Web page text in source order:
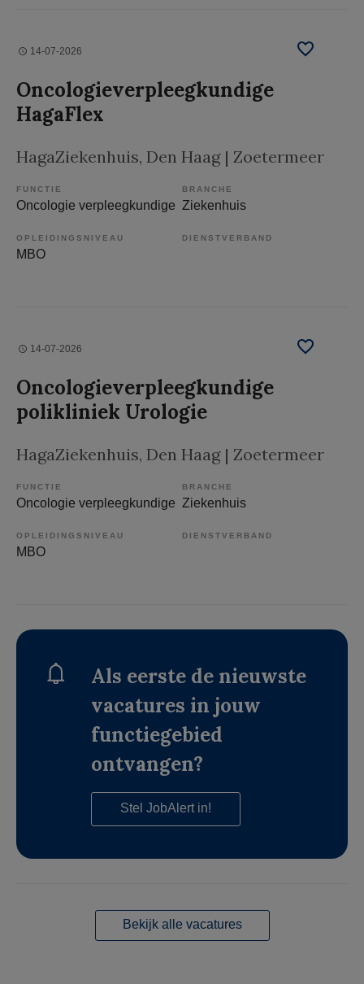
14-07-2026
Oncologieverpleegkundige
HagaFlex
HagaZiekenhuis, Den Haag | Zoetermeer
FUNCTIE
Oncologie verpleegkundige
BRANCHE
Ziekenhuis
OPLEIDINGSNIVEAU
MBO
DIENSTVERBAND
14-07-2026
Oncologieverpleegkundige
polikliniek Urologie
HagaZiekenhuis, Den Haag | Zoetermeer
FUNCTIE
Oncologie verpleegkundige
BRANCHE
Ziekenhuis
OPLEIDINGSNIVEAU
MBO
DIENSTVERBAND
Als eerste de nieuwste
vacatures in jouw
functiegebied
ontvangen?
Stel JobAlert in!
Bekijk alle vacatures